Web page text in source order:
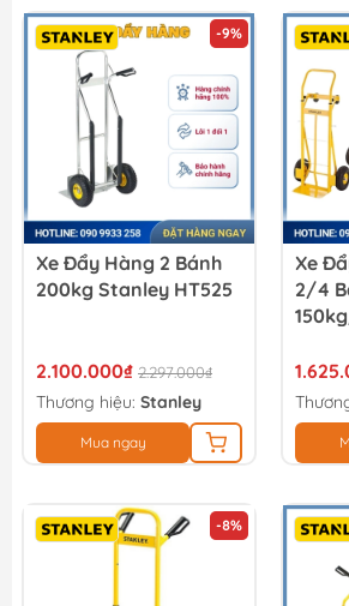
-9%
Xe Đẩy Hàng 2 Bánh
200kg Stanley HT525
2.100.000₫ 2.297.000₫
Thương hiệu: Stanley
Mua ngay
Xe
2/4
-8%